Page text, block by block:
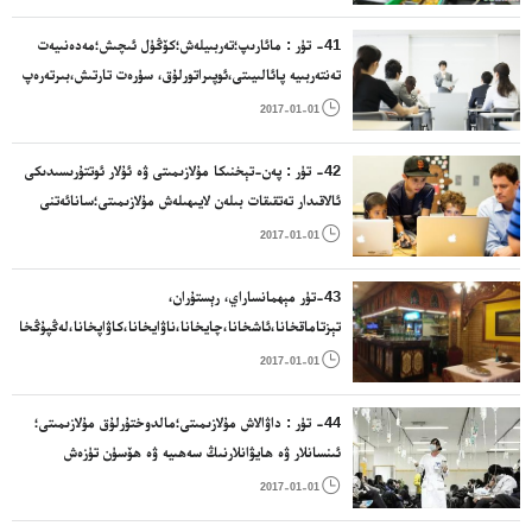
41- تۈر : مائارىپ؛تەربىيلەش؛كۆڭۈل ئىچىش؛مەدەنىيەت
تەنتەربىيە پائالىيىتى،ئوپىراتورلۇق، سۈرەت تارتىش،بىرتەرەپ
قىلىش مۇلازىمىتى، چېنىقىش سارىيى، دىسكوخانا،

2017-01-01
42- تۈر : پەن-تېخنىكا مۇلازىمىتى ۋە ئۇلار ئوتتۇرىسىدىكى
ئالاقىدار تەتقىقات بىلەن لايىھىلەش مۇلازىمىتى؛سانائەتنى
ئانالىز قىلىش بىلەن تەتقىقات؛كومپىيۇتىر قاتتىق دېتالى
ئىشلەش، قۇرۇلۇش لايىھەلەش، بىزەكچىلىك

2017-01-01
43-تۈر مېھمانساراي، رېستۇران،
ئارامگاھ

2017-01-01
44- تۈر : داۋالاش مۇلازىمىتى؛مالدوختۇرلۇق مۇلازىمىتى؛
ئىنسانلار ۋە ھايۋانلارنىڭ سەھىيە ۋە ھۆسۈن تۈزەش
مۇلازىمىتى؛يىزا ئىگىلىك،باغۋەنچىلىك ۋە ئورمانچىلىق

2017-01-01